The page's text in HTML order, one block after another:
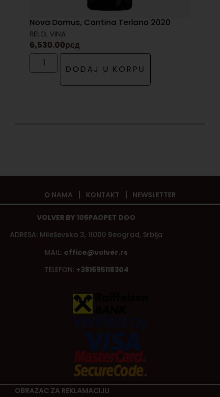
Nova Domus, Cantina Terlano 2020
BELO, VINA
6,530.00рсд
DODAJ U KORPU
O NAMA KONTAKT NEWSLETTER
VOLVER BY 105PAOPET DOO
ADRESA: Mileševska 3, 11000 Beograd, Srbija
MAIL: office@volver.rs
TELEFON: +381695118304
OBRAZAC ZA REKLAMACIJU